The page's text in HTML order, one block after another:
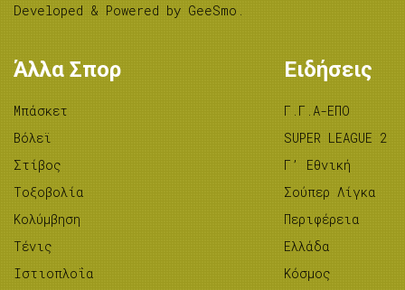
Developed & Powered by GeeSmo .
Άλλα Σπορ
Μπάσκετ
Βόλεϊ
Στίβος
Tοξοβολία
Κολύμβηση
Τένις
Ιστιοπλοΐα
Ειδήσεις
Γ.Γ.Α-ΕΠΟ
SUPER LEAGUE 2
Γ’ Εθνική
Σούπερ Λίγκα
Περιφέρεια
Ελλάδα
Κόσμος